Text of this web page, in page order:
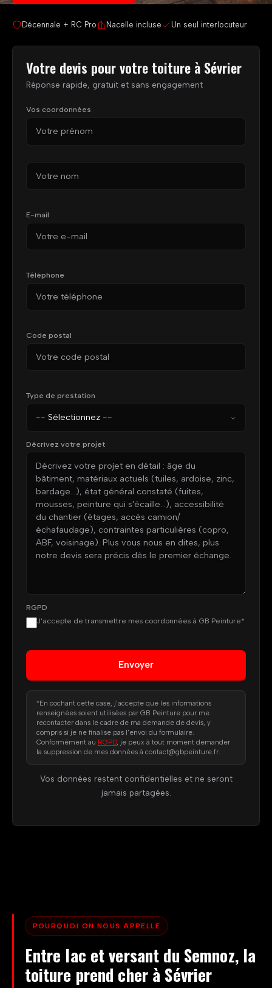
Décennale + RC Pro Nacelle incluse Un seul interlocuteur
Votre devis pour votre toiture à Sévrier
Réponse rapide, gratuit et sans engagement
Vos coordonnées
E-mail
Téléphone
Code postal
Type de prestation
Décrivez votre projet
RGPD
J'accepte de transmettre mes coordonnées à GB Peinture*
*En cochant cette case, j'accepte que les informations
renseignées soient utilisées par GB Peinture pour me
recontacter dans le cadre de ma demande de devis, y
compris si je ne finalise pas l'envoi du formulaire.
Conformément au RGPD, je peux à tout moment demander
la suppression de mes données à contact@gbpeinture.fr.
Vos données restent confidentielles et ne seront
jamais partagées.
POURQUOI ON NOUS APPELLE
Entre lac et versant du Semnoz, la
toiture prend cher à Sévrier